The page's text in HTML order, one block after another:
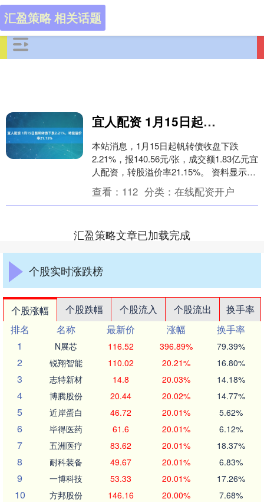
汇盈策略 相关话题
宜人配资 1月15日起帆转债下跌2.21%，转股溢价率21.15%
本站消息，1月15日起帆转债收盘下跌
2.21%，报140.56元/张，成交额1.83亿元宜
人配资，转股溢价率21.15%。 资料显示，
起帆转债信用级别为“AA-....
查看： 112 分类： 在线配资开户
汇盈策略文章已加载完成
个股实时涨跌榜
个股涨幅 个股跌幅 个股流入 个股流出
换手率
排名
名称 最新价 涨幅
换手率
1
N展芯 116.52 396.89% 79.39%
2 锐翔智能 110.02 20.21% 16.80%
3 志特新材 14.8 20.03% 14.18%
4 博腾股份 20.44 20.02% 14.77%
5 近岸蛋白 46.72 20.01% 5.62%
6 毕得医药 61.6 20.01% 6.12%
7 五洲医疗 83.62 20.01% 18.37%
8 耐科装备 49.67 20.01% 6.83%
9 一博科技 53.33 20.01% 17.26%
10 方邦股份 146.16 20.00% 7.68%